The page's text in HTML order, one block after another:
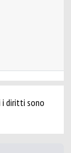
i diritti sono